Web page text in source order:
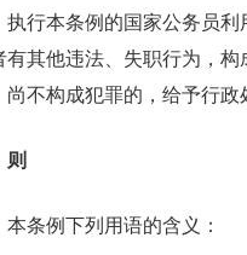
行本条例的国家公务员利
其他违法、失职行为，构
不构成犯罪的，给予行政
条例下列用语的含义：